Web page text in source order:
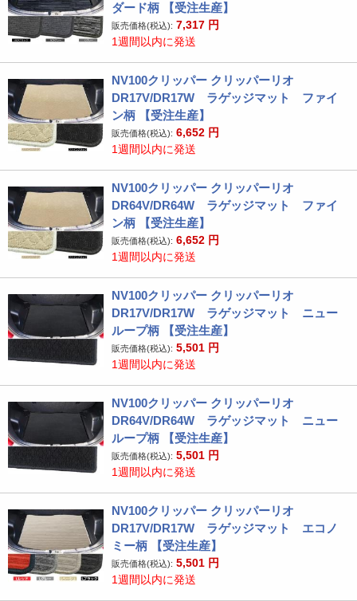
ダード柄 【受注生産】
販売価格(税込): 7,317 円
1週間以内に発送
NV100クリッパー クリッパーリオ
DR17V/DR17W ラゲッジマット ファイ
ン柄 【受注生産】
販売価格(税込): 6,652 円
1週間以内に発送
NV100クリッパー クリッパーリオ
DR64V/DR64W ラゲッジマット ファイ
ン柄 【受注生産】
販売価格(税込): 6,652 円
1週間以内に発送
NV100クリッパー クリッパーリオ
DR17V/DR17W ラゲッジマット ニュー
ループ柄 【受注生産】
販売価格(税込): 5,501 円
1週間以内に発送
NV100クリッパー クリッパーリオ
DR64V/DR64W ラゲッジマット ニュー
ループ柄 【受注生産】
販売価格(税込): 5,501 円
1週間以内に発送
NV100クリッパー クリッパーリオ
DR17V/DR17W ラゲッジマット エコノ
ミー柄 【受注生産】
販売価格(税込): 5,501 円
1週間以内に発送